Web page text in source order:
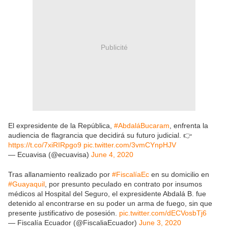
Publicité
El expresidente de la República, #AbdaláBucaram , enfrenta la
audiencia de flagrancia que decidirá su futuro judicial. 👉
https://t.co/7xiRIRpgo9 pic.twitter.com/3vmCYnpHJV
— Ecuavisa (@ecuavisa) June 4, 2020
Tras allanamiento realizado por #FiscalíaEc en su domicilio en
#Guayaquil , por presunto peculado en contrato por insumos
médicos al Hospital del Seguro, el expresidente Abdalá B. fue
detenido al encontrarse en su poder un arma de fuego, sin que
presente justificativo de posesión. pic.twitter.com/dECVosbTj6
— Fiscalía Ecuador (@FiscaliaEcuador) June 3, 2020